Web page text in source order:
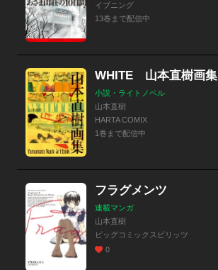
イブニング
13巻まで配信中
WHITE 山本直樹画集
小説・ライトノベル
山本直樹
HARTA COMIX
1巻まで配信中
フラグメンツ
連載マンガ
山本直樹
ビッグコミックスピリッツ
0